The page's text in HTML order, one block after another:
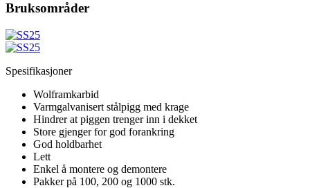
Bruksområder
Spesifikasjoner
Wolframkarbid
Varmgalvanisert stålpigg med krage
Hindrer at piggen trenger inn i dekket
Store gjenger for god forankring
God holdbarhet
Lett
Enkel å montere og demontere
Pakker på 100, 200 og 1000 stk.